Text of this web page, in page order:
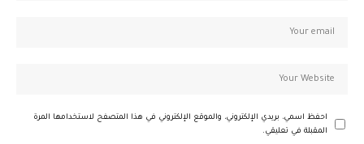
احفظ اسمي، بريدي الإلكتروني، والموقع الإلكتروني في هذا المتصفح لاستخدامها المرة
المقبلة في تعليقي.